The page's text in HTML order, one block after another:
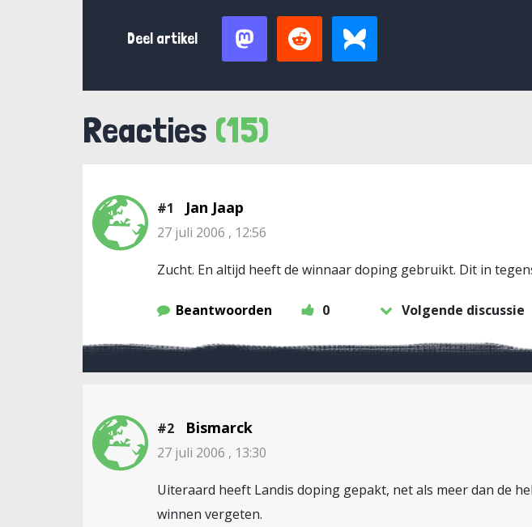
Deel artikel
Reacties (15)
#1 Jan Jaap
27 juli 2006 , 12:56
Zucht. En altijd heeft de winnaar doping gebruikt. Dit in
Beantwoorden 0 Volgende discussie
#2 Bismarck
27 juli 2006 , 13:30
Uiteraard heeft Landis doping gepakt, net als meer dan de
winnen vergeten.